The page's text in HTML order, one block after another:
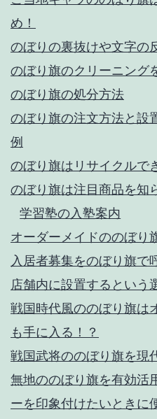
め！
のぼりの裏抜けや文字の
のぼり旗のクリーニング
のぼり旗の処分方法
のぼり旗の注文方法と設
例
のぼり旗はリサイクルで
のぼり旗は注目商品を知
学習塾の入塾案内
オーダーメイドののぼり
入居者募集をのぼり旗で
店舗内に設置するという
戦国時代風ののぼり旗は
も手に入る！？
戦国武将ののぼり旗を現
無地ののぼり旗を有効活
ーを印象付けたいときに